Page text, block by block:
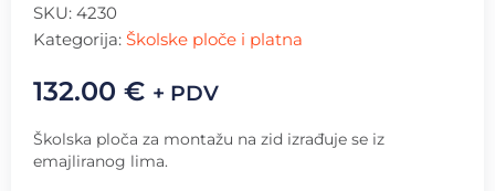
SKU: 4230
Kategorija: Školske ploče i platna
132.00 € + PDV
Školska ploča za montažu na zid izrađuje se iz
emajliranog lima.